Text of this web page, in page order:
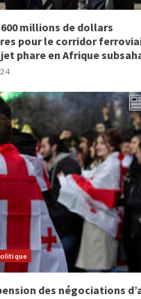
millions de dollars
pour le corridor
phare en Afrique
des négociations